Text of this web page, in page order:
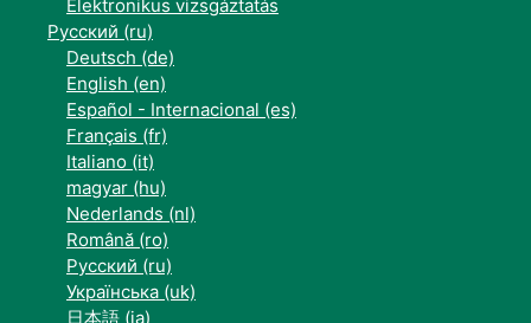
Elektronikus vizsgáztatás
Русский ‎(ru)‎
Deutsch ‎(de)‎
English ‎(en)‎
Español - Internacional ‎(es)‎
Français ‎(fr)‎
Italiano ‎(it)‎
magyar ‎(hu)‎
Nederlands ‎(nl)‎
Română ‎(ro)‎
Русский ‎(ru)‎
Українська ‎(uk)‎
日本語 ‎(ja)‎